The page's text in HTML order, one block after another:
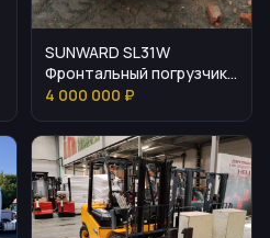
SUNWARD SL31W
Фронтальный погрузчик:
основные параметры
4 000 000 ₽